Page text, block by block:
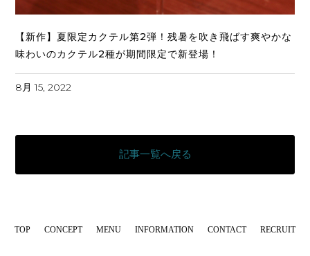
【新作】夏限定カクテル第2弾！残暑を吹き飛ばす爽やかな
味わいのカクテル2種が期間限定で新登場！
8月 15, 2022
記事一覧へ戻る
TOP CONCEPT MENU INFORMATION CONTACT RECRUIT